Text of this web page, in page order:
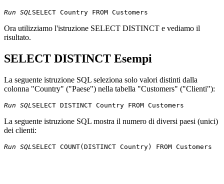
Run SQL
Ora utilizziamo l'istruzione SELECT DISTINCT e vediamo il
risultato.
SELECT DISTINCT Esempi
La seguente istruzione SQL seleziona solo valori distinti dalla
colonna "Country" ("Paese") nella tabella "Customers" ("Clienti"):
Run SQL
La seguente istruzione SQL mostra il numero di diversi paesi (unici)
dei clienti:
Run SQL